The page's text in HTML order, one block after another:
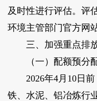
及时性进行评估。评
环境主管部门官方网
三、加强重点排放
（一）配额预分
2026年4月10日前
铁、水泥、铝冶炼行